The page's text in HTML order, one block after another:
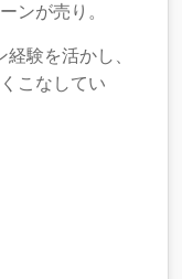
ンが売り。
験を活かし、
こなしてい